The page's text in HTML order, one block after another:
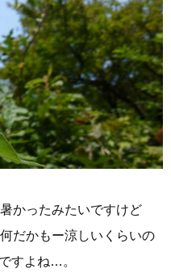
かったみたいですけど
だかもー涼しいくらいの
すよね…。